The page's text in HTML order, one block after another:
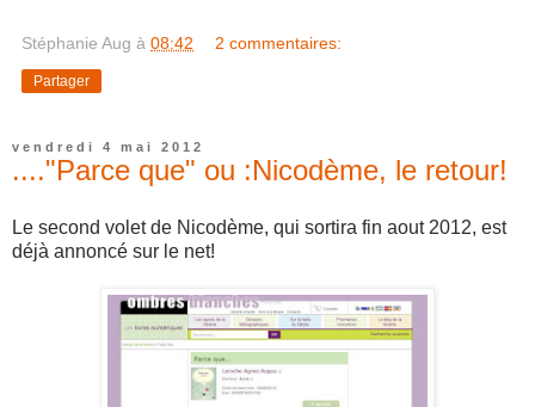
Stéphanie Aug à 08:42 2 commentaires:
Partager
vendredi 4 mai 2012
...."Parce que" ou :Nicodème, le retour!
Le second volet de Nicodème, qui sortira fin aout 2012, est
déjà annoncé sur le net!